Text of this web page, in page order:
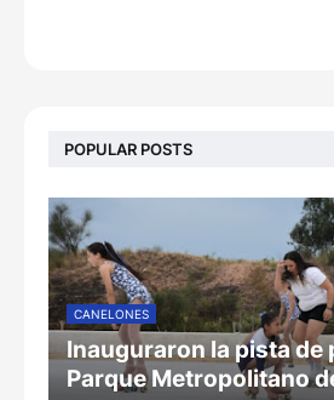
POPULAR POSTS
CANELONES
Inauguraron la pista de
Parque Metropolitano